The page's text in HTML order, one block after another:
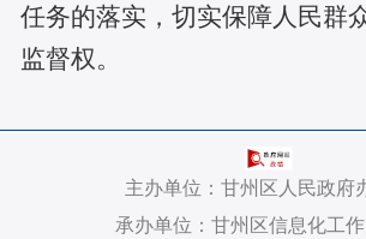
任务的落实，切实保障人民群
监督权。
主办单位：甘州区人民政府
承办单位：甘州区信息化工